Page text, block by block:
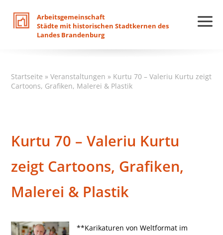
Arbeitsgemeinschaft
Städte mit historischen Stadtkernen des
Landes Brandenburg
Startseite »Veranstaltungen » Kurtu 70 – Valeriu Kurtu zeigt
Cartoons, Grafiken, Malerei & Plastik
Kurtu 70 – Valeriu Kurtu
zeigt Cartoons, Grafiken,
Malerei & Plastik
**Karikaturen von Weltformat im